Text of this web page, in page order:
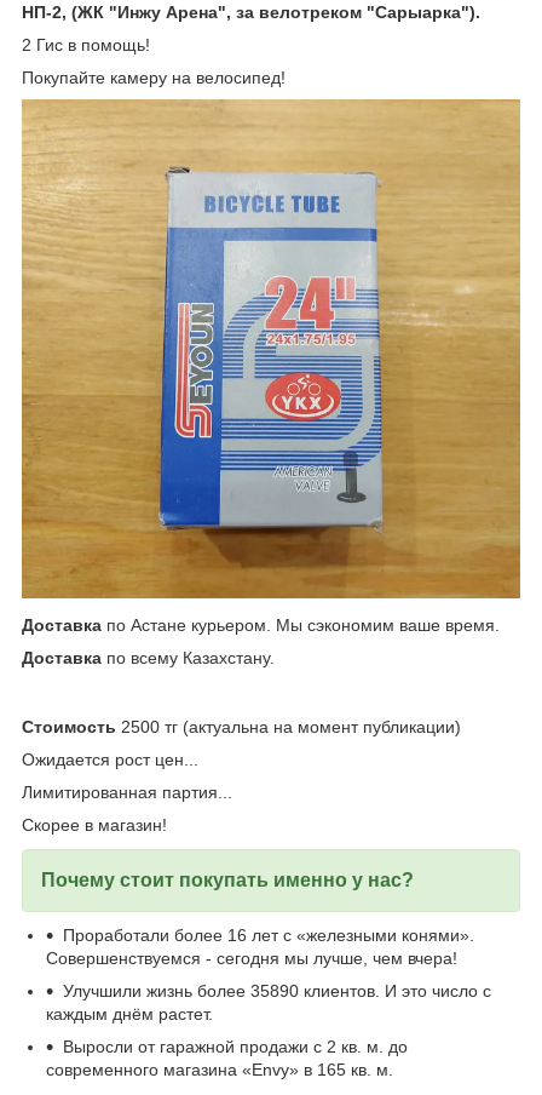
НП-2, (ЖК "Инжу Арена", за велотреком "Сарыарка").
2 Гис в помощь!
Покупайте камеру на велосипед!
Доставка по Астане курьером. Мы сэкономим ваше время.
Доставка по всему Казахстану.
Стоимость 2500 тг (актуальна на момент публикации)
Ожидается рост цен...
Лимитированная партия...
Скорее в магазин!
Почему стоит покупать именно у нас?
Проработали более 16 лет с «железными конями».
Совершенствуемся - сегодня мы лучше, чем вчера!
Улучшили жизнь более 35890 клиентов. И это число с
каждым днём растет.
Выросли от гаражной продажи с 2 кв. м. до
современного магазина «Envy» в 165 кв. м.